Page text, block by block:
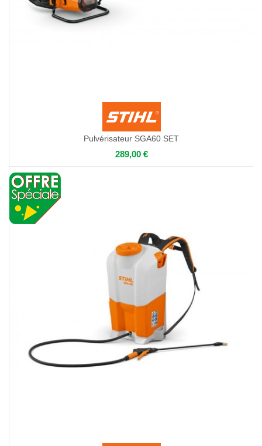
Pulvérisateur SGA60 SET
289,00 €